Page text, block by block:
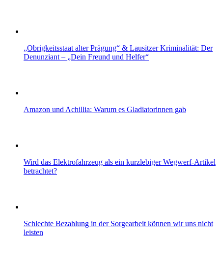
„Obrigkeitsstaat alter Prägung“ & Lausitzer Kriminalität: Der
Denunziant – „Dein Freund und Helfer“
Amazon und Achillia: Warum es Gladiatorinnen gab
Wird das Elektrofahrzeug als ein kurzlebiger Wegwerf-Artikel
betrachtet?
Schlechte Bezahlung in der Sorgearbeit können wir uns nicht
leisten